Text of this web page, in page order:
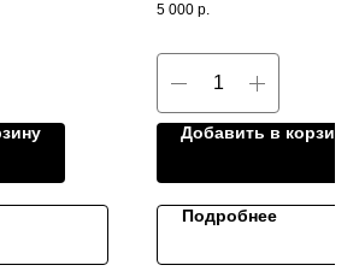
5 000 р.
Добавить в корзину
Подробнее